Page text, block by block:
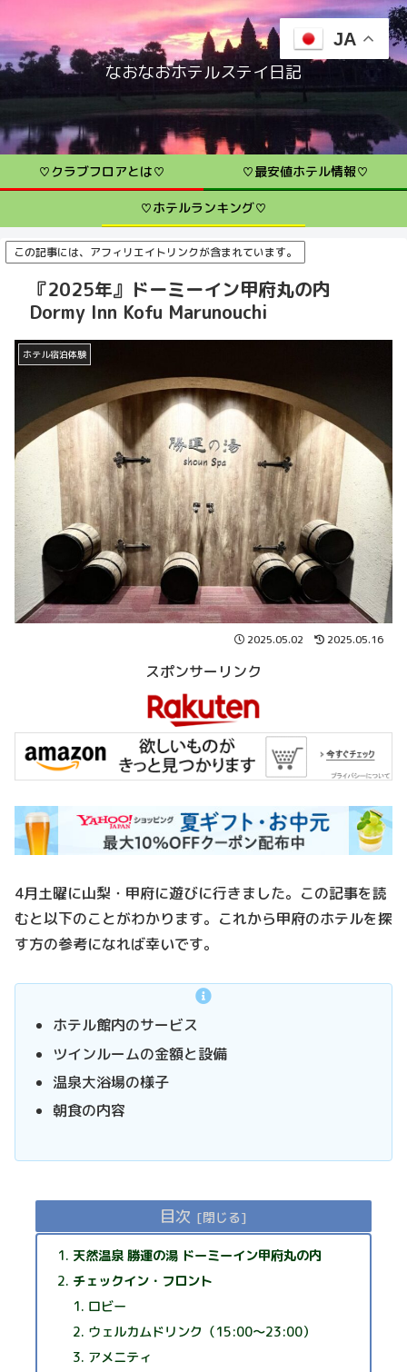
なおなおホテルステイ日記
♡クラブフロアとは♡ ♡最安値ホテル情報♡
♡ホテルランキング♡
この記事には、アフィリエイトリンクが含まれています。
『2025年』ドーミーイン甲府丸の内
Dormy Inn Kofu Marunouchi
ホテル宿泊体験
2025.05.02 2025.05.16
スポンサーリンク
4月土曜に山梨・甲府に遊びに行きました。この記事を読
むと以下のことがわかります。これから甲府のホテルを探
す方の参考になれば幸いです。
ホテル館内のサービス
ツインルームの金額と設備
温泉大浴場の様子
朝食の内容
目次
天然温泉 勝運の湯 ドーミーイン甲府丸の内
チェックイン・フロント
ロビー
ウェルカムドリンク（15:00～23:00）
アメニティ
JA